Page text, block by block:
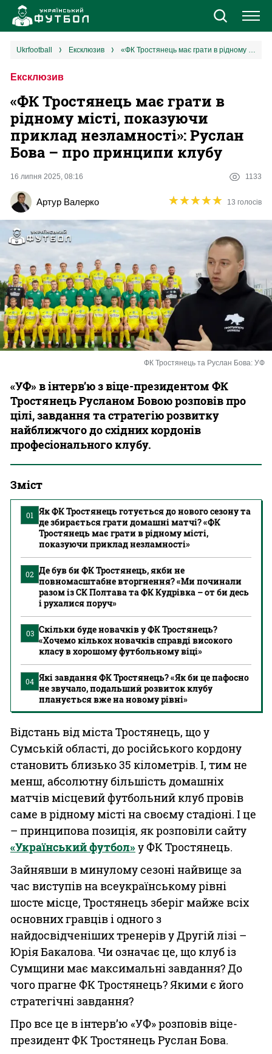
Новини
Єврокубки
УПЛ
Букмекери
Казино
ukrfootball ексклюзив «ФК Тростянець має грати в рідному місті, показуючи приклад незламності»: Руслан Бова – про принципи клубу
Ексклюзив
«ФК Тростянець має грати в
рідному місті, показуючи
приклад незламності»: Руслан
Бова – про принципи клубу
16 липня 2025, 08:16 1133
Артур Валерко ★★★★★
★★★★★ 13 голосів
ФК Тростянець та Руслан Бова: УФ
«УФ» в інтерв’ю з віце-президентом ФК
Тростянець Русланом Бовою розповів про
цілі, завдання та стратегію розвитку
найближчого до східних кордонів
професіонального клубу.
Зміст
01
Як ФК Тростянець готується до нового сезону та
де збирається грати домашні матчі? «ФК
Тростянець має грати в рідному місті,
показуючи приклад незламності»
02 Де був би ФК Тростянець, якби не
повномасштабне вторгнення? «Ми починали
разом із СК Полтава та ФК Кудрівка – от би десь
і рухалися поруч»
03 Скільки буде новачків у ФК Тростянець?
«Хочемо кількох новачків справді високого
класу в хорошому футбольному віці»
04 Які завдання ФК Тростянець? «Як би це пафосно
не звучало, подальший розвиток клубу
планується вже на новому рівні»
Відстань від міста Тростянець, що у
Сумській області, до російського кордону
становить близько 35 кілометрів. І, тим не
менш, абсолютну більшість домашніх
матчів місцевий футбольний клуб провів
саме в рідному місті на своєму стадіоні. І це
– принципова позиція, як розповіли сайту
«Український футбол»у ФК Тростянець.
Зайнявши в минулому сезоні найвище за
час виступів на всеукраїнському рівні
шосте місце, Тростянець зберіг майже всіх
основних гравців і одного з
найдосвідченіших тренерів у Другій лізі –
Юрія Бакалова. Чи означає це, що клуб із
Сумщини має максимальні завдання? До
чого прагне ФК Тростянець? Якими є його
стратегічні завдання?
Про все це в інтерв’ю «УФ» розповів віце-
президент ФК Тростянець Руслан Бова.